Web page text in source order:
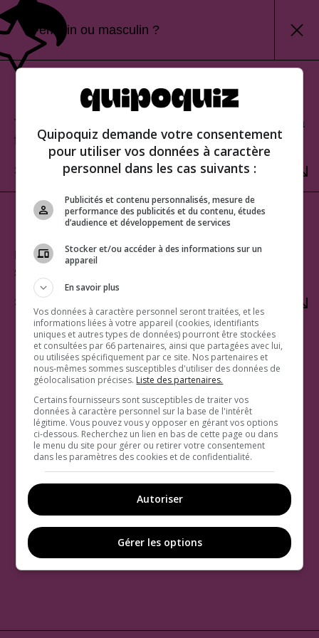
Féminin ou masculin ?
Mode classique
Teste tes connaissances et découvre ton score à la
fin.
SÉLECTIONNER
Mode rafale
Relève le défi du score parfait. Une seule erreur te
sera fatale!
SÉLECTIONNER
Quipoquiz demande votre consentement
pour utiliser vos données à caractère
personnel dans les cas suivants :
Publicités et contenu personnalisés, mesure de
performance des publicités et du contenu, études
d’audience et développement de services
Stocker et/ou accéder à des informations sur un
appareil
En savoir plus
Vos données à caractère personnel seront traitées, et les
informations liées à votre appareil (cookies, identifiants
uniques et autres types de données) pourront être stockées
et consultées par 66 partenaires, ainsi que partagées avec lui,
ou utilisées spécifiquement par ce site. Nos partenaires et
nous-mêmes sommes susceptibles d'utiliser des données de
géolocalisation précises. Liste des partenaires.
Certains fournisseurs sont susceptibles de traiter vos
données à caractère personnel sur la base de l'intérêt
légitime. Vous pouvez vous y opposer en gérant vos options
ci-dessous. Recherchez un lien en bas de cette page ou dans
le menu du site pour gérer ou retirer votre consentement
dans les paramètres des cookies et de confidentialité.
Autoriser
Gérer les options